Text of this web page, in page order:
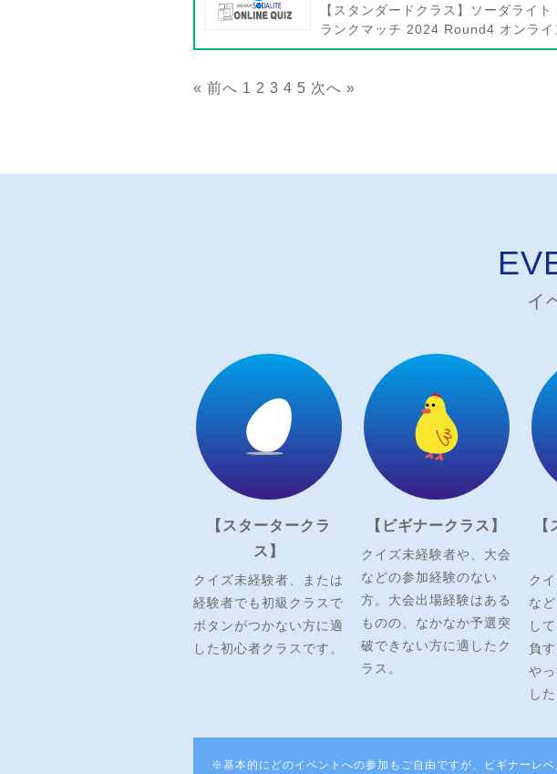
【スタンダードクラス】ソーダライト
ランクマッチ 2024 Round4 オンライ
« 前へ 1 2 3 4 5 次へ »
イ
【スタータークラ
ス】
クイズ未経験者、または
経験者でも初級クラスで
ボタンがつかない方に適
した初心者クラスです。
【ビギナークラス】
クイズ未経験者や、大会
などの参加経験のない
方。大会出場経験はある
ものの、なかなか予選突
破できない方に適したク
ラス。
ク
な
し
負
や
し
※基本的にどのイベントへの参加もご自由ですが、ビギナーレ